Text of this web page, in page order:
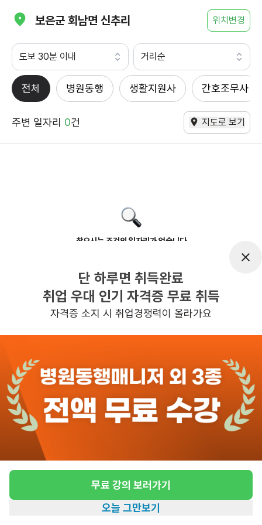
보은군 회남면 신추리 위치변경
도보 30분 이내 거리순
전체 병원동행 생활지원사 간호조무사
주변 일자리 0건 지도로 보기
찾으시는 조건의 일자리가 없습니다
반경 3KM 이내의 일자리 확인하기
단 하루면 취득완료
취업 우대 인기 자격증 무료 취득
자격증 소지 시 취업경쟁력이 올라가요
무료 강의 보러가기
오늘 그만보기